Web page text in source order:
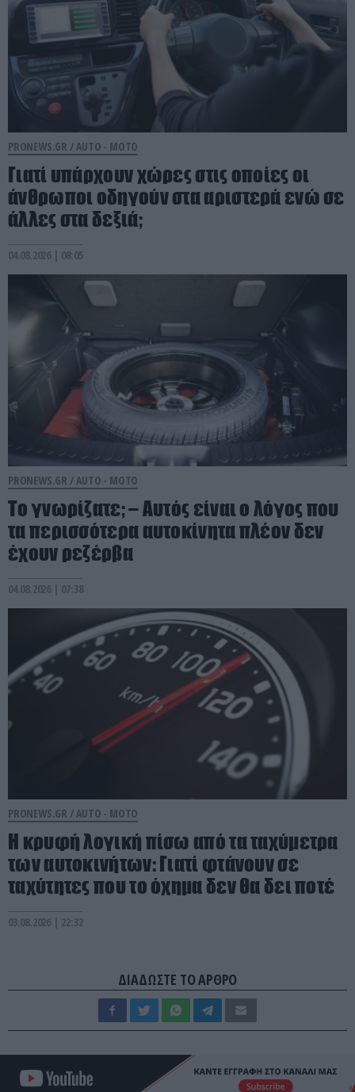
PRONEWS.GR / AUTO - MOTO
Γιατί υπάρχουν χώρες στις οποίες οι
άνθρωποι οδηγούν στα αριστερά ενώ σε
άλλες στα δεξιά;
04.08.2026 | 08:05
PRONEWS.GR / AUTO - MOTO
Το γνωρίζατε; – Aυτός είναι ο λόγος που
τα περισσότερα αυτοκίνητα πλέον δεν
έχουν ρεζέρβα
04.08.2026 | 07:38
PRONEWS.GR /AUTO - MOTO
Η κρυφή λογική πίσω από τα ταχύμετρα
των αυτοκινήτων: Γιατί φτάνουν σε
ταχύτητες που το όχημα δεν θα δει ποτέ
03.08.2026 | 22:32
ΔΙΑΔΩΣΤΕ ΤΟ ΑΡΘΡΟ